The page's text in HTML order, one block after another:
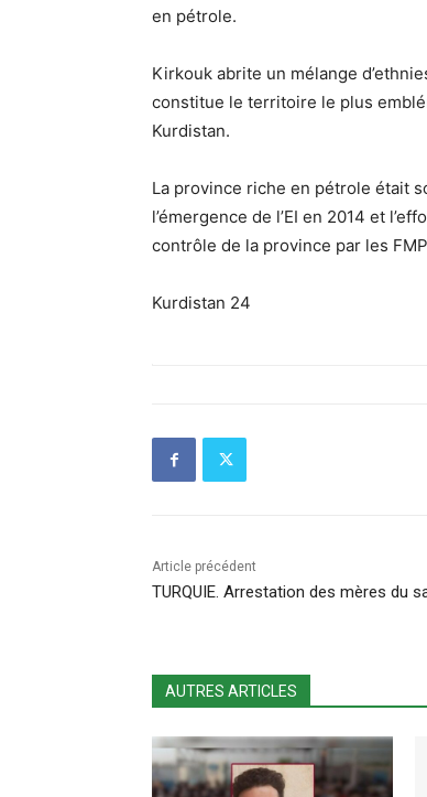
en pétrole.
Kirkouk abrite un mélange
constitue le territoire le plus
Kurdistan.
La province riche en pétrole était
l’émergence de l’EI en 2014 et
contrôle de la province par les
Kurdistan 24
Article précédent
TURQUIE. Arrestation des mères du
AUTRES ARTICLES